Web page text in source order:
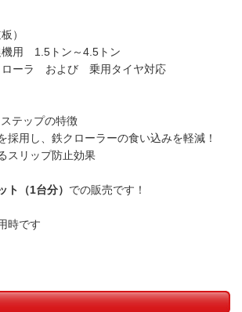
）
機用 1.5トン～4.5トン
ローラ および 乗用タイヤ対応
テップの特徴
採用し、鉄クローラーの食い込みを軽減！
スリップ防止効果
ト（1台分） での販売です！
時です